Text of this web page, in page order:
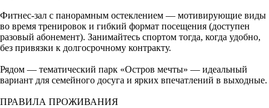
Фитнес‑зал с панорамным остеклением — мотивирующие виды
во время тренировок и гибкий формат посещения (доступен
разовый абонемент). Занимайтесь спортом тогда, когда удобно,
без привязки к долгосрочному контракту.
Рядом — тематический парк «Остров мечты» — идеальный
вариант для семейного досуга и ярких впечатлений в выходные.
ПРАВИЛА ПРОЖИВАНИЯ